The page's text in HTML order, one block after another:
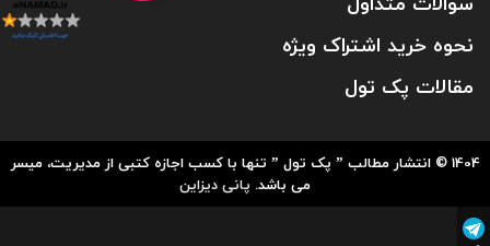
نحوه خرید اشتراک ویژه
مقالات پک تول
1404 © انتشار مطالب ” پک تول ” تنها با کسب اجازه کتبی از مدیریت، میسر
می باشد. پانی دیزاین